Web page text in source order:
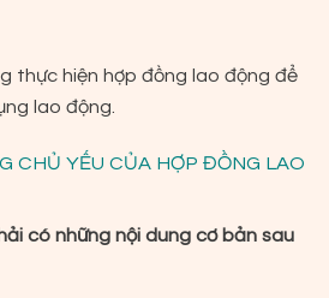
thực hiện hợp đồng lao động để
lao động.
CHỦ YẾU CỦA HỢP ĐỒNG LAO
có những nội dung cơ bản sau